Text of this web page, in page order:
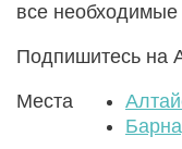
все необходимые
Подпишитесь на
Места